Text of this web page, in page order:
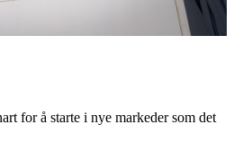
for å starte i nye markeder som det